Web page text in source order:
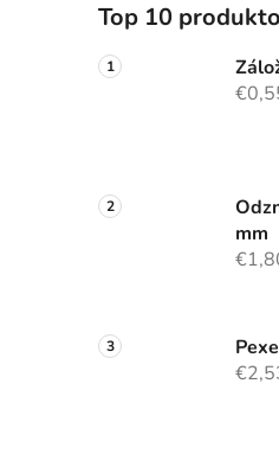
o
č
n
n
Top 10
mm